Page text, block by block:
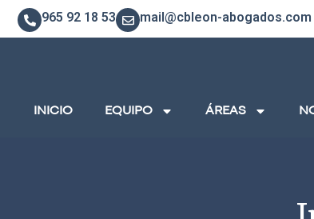
965 92 18 53 mail@cbleon-abogados.com
INICIO EQUIPO ÁREAS